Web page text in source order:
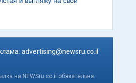
advertising@newsru.co.il
на NEWSru.co.il обязательна.